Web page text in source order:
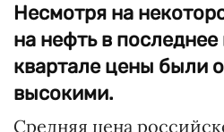
Несмотря на
на нефть в
квартале цены были
высокими.
Средняя цена